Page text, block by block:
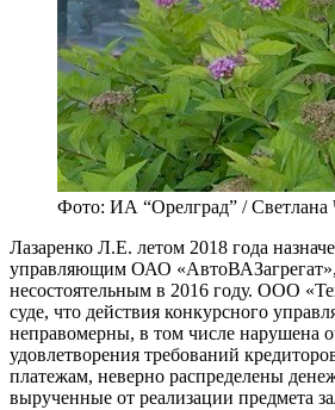
Фото: ИА “Орелград” / Светлана
Лазаренко Л.Е. летом 2018 года
управляющим ОАО
несостоятельным в 2016 году. ООО
суде, что действия конкурсного
неправомерны, в том числе нарушена
удовлетворения требований
платежам, неверно распределены
вырученные от реализации предмета